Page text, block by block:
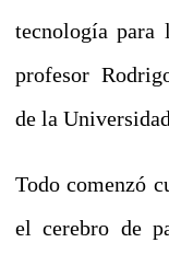
tecnología para
profesor
de la
Todo comenzó
el cerebro de